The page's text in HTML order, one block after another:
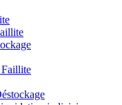
Faillite